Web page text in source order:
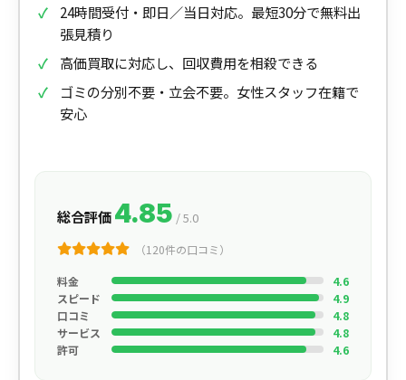
24時間受付・即日／当日対応。最短30分で無料出
張見積り
高価買取に対応し、回収費用を相殺できる
ゴミの分別不要・立会不要。女性スタッフ在籍で
安心
総合評価4.85 / 5.0
（120件の口コミ）
料金
4.6
スピード
4.9
口コミ
4.8
サービス
4.8
許可
4.6